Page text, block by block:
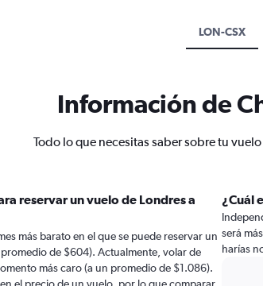
LON-CSX
Información de
Todo lo que necesitas saber sobre tu
reservar un vuelo de Londres a
más barato en el que se puede reservar un
de $604). Actualmente, volar de
más caro (a un promedio de $1.086).
¿Cuál
será
harías